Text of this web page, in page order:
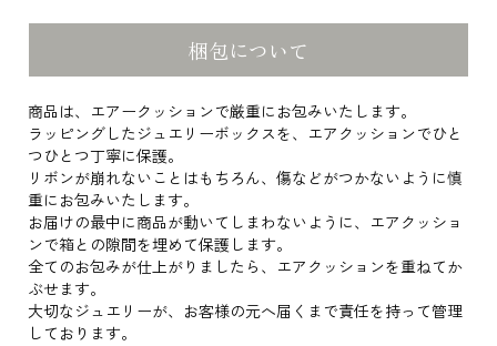
梱包について
商品は、エアークッションで厳重にお包みいたします。
ラッピングしたジュエリーボックスを、エアクッションでひと
つひとつ丁寧に保護。
リボンが崩れないことはもちろん、傷などがつかないように慎
重にお包みいたします。
お届けの最中に商品が動いてしまわないように、エアクッショ
ンで箱との隙間を埋めて保護します。
全てのお包みが仕上がりましたら、エアクッションを重ねてか
ぶせます。
大切なジュエリーが、お客様の元へ届くまで責任を持って管理
しております。